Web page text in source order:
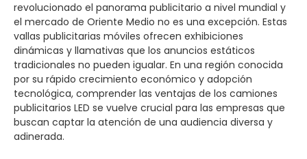
revolucionado el panorama publicitario a nivel mundial y
el mercado de Oriente Medio no es una excepción. Estas
vallas publicitarias móviles ofrecen exhibiciones
dinámicas y llamativas que los anuncios estáticos
tradicionales no pueden igualar. En una región conocida
por su rápido crecimiento económico y adopción
tecnológica, comprender las ventajas de los camiones
publicitarios LED se vuelve crucial para las empresas que
buscan captar la atención de una audiencia diversa y
adinerada.